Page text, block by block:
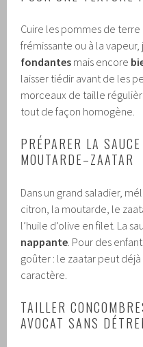
Cuire les pommes de terre
frémissante ou à la vapeur,
fondantes mais encore
laisser tiédir avant de les
morceaux de taille
tout de façon homogène.
PRÉPARER LA
MOUTARDE–ZAATAR
Dans un grand saladier,
citron, la moutarde, le
l’huile d’olive en filet. La
nappante. Pour des
goûter : le zaatar peut
caractère.
TAILLER
AVOCAT SANS